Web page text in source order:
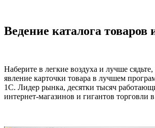
Ведение каталога товаров
Наберите в легкие воздуха и лучше сядьте,
явление карточки товара в лучшем
1С. Лидер рынка, десятки тысяч
интернет-магазинов и гигантов торговли